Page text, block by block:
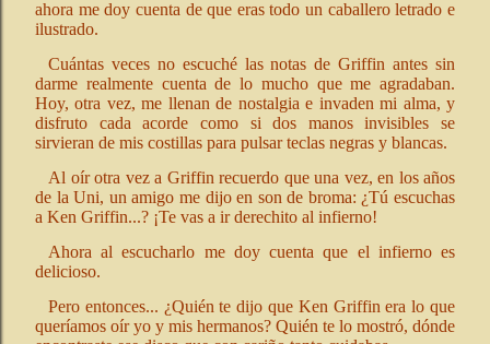
ahora me doy cuenta de que eras todo un caballero letrado e
ilustrado.
Cuántas veces no escuché las notas de Griffin antes sin
darme realmente cuenta de lo mucho que me agradaban.
Hoy, otra vez, me llenan de nostalgia e invaden mi alma, y
disfruto cada acorde como si dos manos invisibles se
sirvieran de mis costillas para pulsar teclas negras y blancas.
Al oír otra vez a Griffin recuerdo que una vez, en los años
de la Uni, un amigo me dijo en son de broma: ¿Tú escuchas
a Ken Griffin...? ¡Te vas a ir derechito al infierno!
Ahora al escucharlo me doy cuenta que el infierno es
delicioso.
Pero entonces... ¿Quién te dijo que Ken Griffin era lo que
queríamos oír yo y mis hermanos? Quién te lo mostró, dónde